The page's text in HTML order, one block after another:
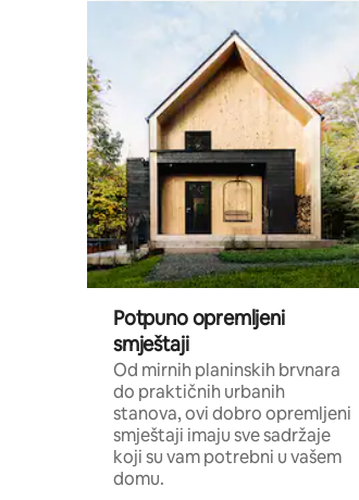
Potpuno opremljeni
smještaji
Od mirnih planinskih brvnara
do praktičnih urbanih
stanova, ovi dobro opremljeni
smještaji imaju sve sadržaje
koji su vam potrebni u vašem
domu.